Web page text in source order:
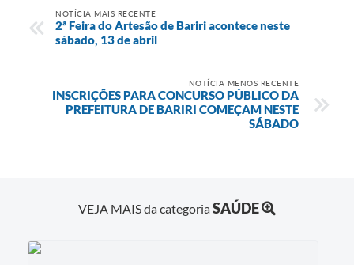
NOTÍCIA MAIS RECENTE
2ª Feira do Artesão de Bariri acontece neste
sábado, 13 de abril
NOTÍCIA MENOS RECENTE
INSCRIÇÕES PARA CONCURSO PÚBLICO DA
PREFEITURA DE BARIRI COMEÇAM NESTE
SÁBADO
VEJA MAIS da categoriaSAÚDE